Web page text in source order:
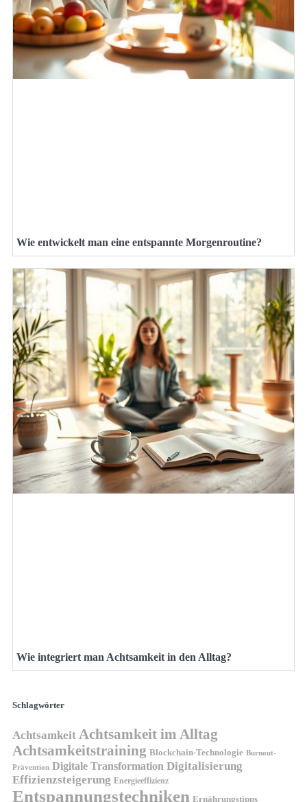
Wie entwickelt man eine entspannte Morgenroutine?
Wie integriert man Achtsamkeit in den Alltag?
Schlagwörter
Achtsamkeit Achtsamkeit im Alltag
Achtsamkeitstraining Blockchain-Technologie Burnout-
Prävention Digitale Transformation Digitalisierung
Effizienzsteigerung Energieeffizienz
Entspannungstechniken Ernährungstipps